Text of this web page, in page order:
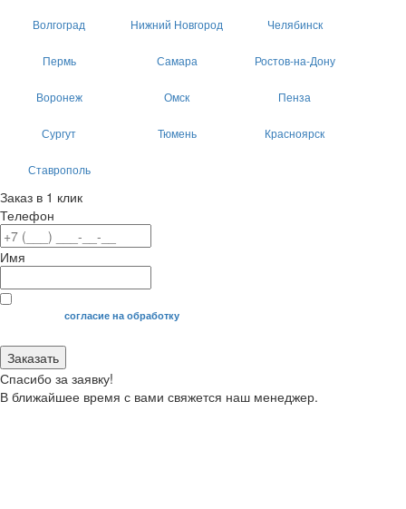
Волгоград Нижний Новгород Челябинск
Пермь Самара Ростов-на-Дону
Воронеж Омск Пенза
Сургут Тюмень Красноярск
Ставрополь
Заказ в 1 клик
Телефон
Имя
Я даю своесогласие на обработку
Заказать
Спасибо за заявку!
В ближайшее время с вами свяжется наш менеджер.